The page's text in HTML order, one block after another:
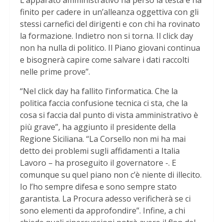
finito per cadere in un’alleanza oggettiva con gli
stessi carnefici del dirigenti e con chi ha rovinato
la formazione. Indietro non si torna. Il click day
non ha nulla di politico. Il Piano giovani continua
e bisognerà capire come salvare i dati raccolti
nelle prime prove”.
“Nel click day ha fallito l’informatica. Che la
politica faccia confusione tecnica ci sta, che la
cosa si faccia dal punto di vista amministrativo è
più grave”, ha aggiunto il presidente della
Regione Siciliana. “La Corsello non mi ha mai
detto dei problemi sugli affidamenti a Italia
Lavoro – ha proseguito il governatore -. E
comunque su quel piano non c’è niente di illecito.
Io l’ho sempre difesa e sono sempre stato
garantista. La Procura adesso verificherà se ci
sono elementi da approfondire”. Infine, a chi